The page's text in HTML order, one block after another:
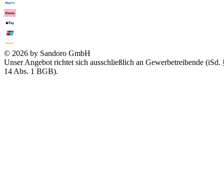
© 2026 by Sandoro GmbH
Unser Angebot richtet sich ausschließlich an Gewerbetreibende (iSd.
14 Abs. 1 BGB).